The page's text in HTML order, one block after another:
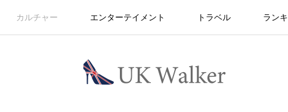
カルチャー エンターテイメント トラベル ラン